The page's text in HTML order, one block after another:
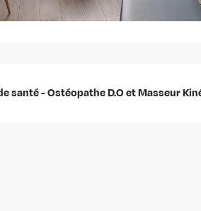
santé - Ostéopathe D.O et Masseur